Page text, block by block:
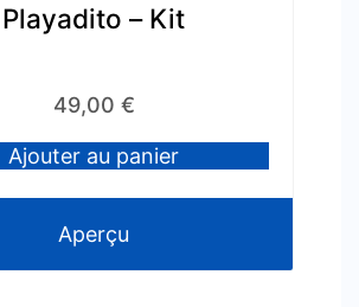
Playadito – Kit
49,00 €
Ajouter au panier
Aperçu